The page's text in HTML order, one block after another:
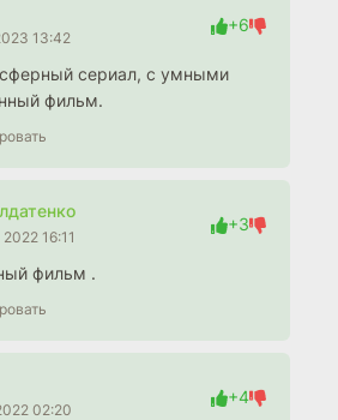
13:42
+6
сериал, с умными
фильм.
16:11
+3
фильм .
02:20
+4